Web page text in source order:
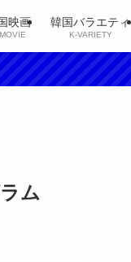
映画 韓国バラエティ
K-VARIETY
ム